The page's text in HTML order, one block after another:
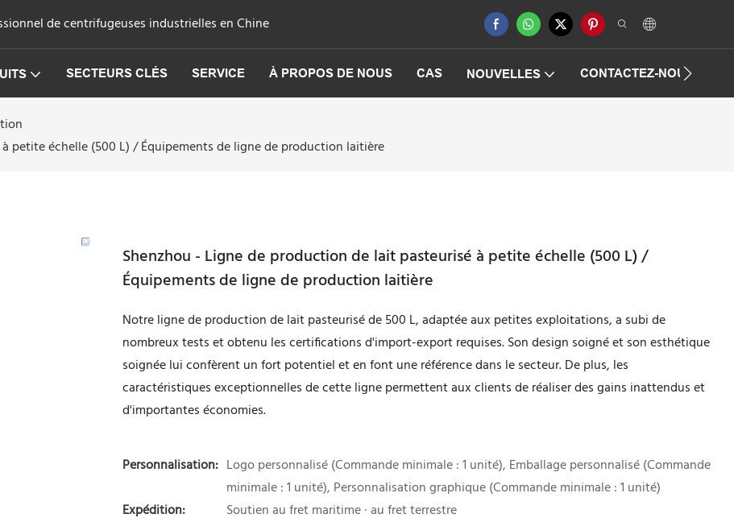
de centrifugeuses industrielles en Chine
SECTEURS CLÉS SERVICE À PROPOS DE NOUS CAS NOUVELLES CONTACTEZ-NOUS
petite échelle (500 L) / Équipements de ligne de production laitière
Shenzhou - Ligne de production de lait pasteurisé à petite échelle (500 L) /
Équipements de ligne de production laitière
Notre ligne de production de lait pasteurisé de 500 L, adaptée aux petites exploitations, a subi de
nombreux tests et obtenu les certifications d'import-export requises. Son design soigné et son esthétique
soignée lui confèrent un fort potentiel et en font une référence dans le secteur. De plus, les
caractéristiques exceptionnelles de cette ligne permettent aux clients de réaliser des gains inattendus et
d'importantes économies.
Personnalisation: Logo personnalisé (Commande minimale : 1 unité), Emballage personnalisé (Commande
minimale : 1 unité), Personnalisation graphique (Commande minimale : 1 unité)
Expédition:
Soutien au fret maritime · au fret terrestre